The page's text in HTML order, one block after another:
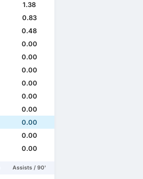
1.38
0.83
0.48
0.00
0.00
0.00
0.00
0.00
0.00
0.00
0.00
0.00
Assists / 90'